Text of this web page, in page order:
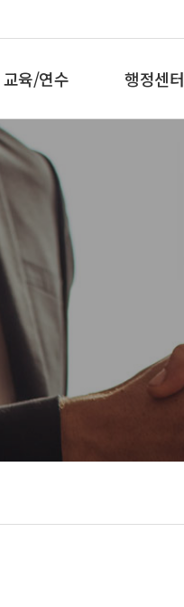
교육/연수
장기 지도자과정
체스 지도자과정
바둑 지도자과정
세미나/워크샵
교육/연수 일정
행정센터